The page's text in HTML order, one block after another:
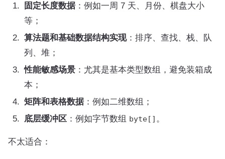
固定长度数据：例如一周 7 天、月份、棋盘大小
等；
算法题和基础数据结构实现：排序、查找、栈、队
列、堆；
性能敏感场景 ：尤其是基本类型数组，避免装箱成
本；
矩阵和表格数据：例如二维数组；
底层缓冲区 ：例如字节数组 byte[] 。
不太适合：